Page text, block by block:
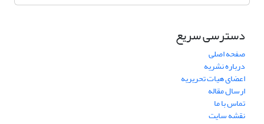
دسترسی سریع
صفحه اصلی
درباره نشریه
اعضای هیات تحریریه
ارسال مقاله
تماس با ما
نقشه سایت